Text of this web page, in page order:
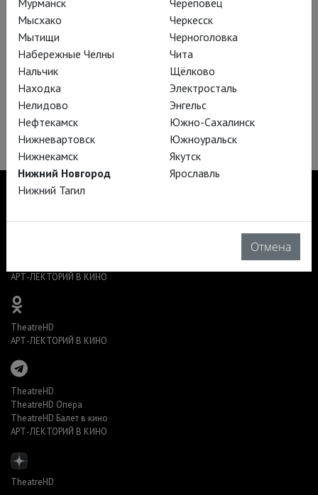
Юлий Цезарь: Бен Уишоу
Вечно актуальная политическая драма Шекспира,
разыгранная квартетом суперзвезд.
АРТ-ЛЕКТОРИЙ В КИНО
TheatreHD
АРТ-ЛЕКТОРИЙ В КИНО
TheatreHD
TheatreHD Опера
TheatreHD Балет в кино
АРТ-ЛЕКТОРИЙ В КИНО
TheatreHD
Мурманск
Мысхако
Мытищи
Набережные Челны
Нальчик
Находка
Нелидово
Нефтекамск
Нижневартовск
Нижнекамск
Нижний Новгород
Нижний Тагил
Череповец
Черкесск
Черноголовка
Чита
Щёлково
Электросталь
Энгельс
Южно-Сахалинск
Южноуральск
Якутск
Ярославль
Отмена